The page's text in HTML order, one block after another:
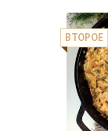
ВТОРОЕ